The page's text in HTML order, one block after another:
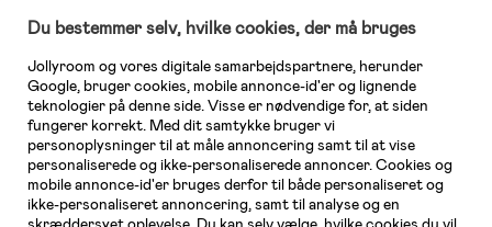
barnevogne, autostole, børne- og babytøj, produkter til gravide og ammende
mødre, indretning og inspiration, legetøj, babyudstyr og meget mere. Vi
tilbyder produkter fra velkendte varemærker som Britax, Maxi-Cosi, Baby
Jogger, BabyBjörn, Didriksons, KidKraft, Ergobaby, Phillips Avent, Neonate,
Cybex, LEGO og mange flere. Kort sagt - et kæmpe sortiment venter på dig!
Du bestemmer selv, hvilke cookies, der må bruges
Jollyroom og vores digitale samarbejdspartnere, herunder
Google, bruger cookies, mobile annonce-id'er og lignende
teknologier på denne side. Visse er nødvendige for, at siden
fungerer korrekt. Med dit samtykke bruger vi
personoplysninger til at måle annoncering samt til at vise
personaliserede og ikke-personaliserede annoncer. Cookies og
mobile annonce-id'er bruges derfor til både personaliseret og
ikke-personaliseret annoncering, samt til analyse og en